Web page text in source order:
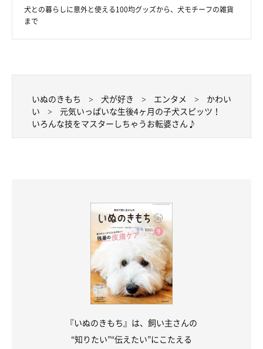
犬との暮らしに意外と使える100均グッズから、犬モチーフの雑貨
まで
いぬのきもち 犬が好き エンタメ
かわい
い
元気いっぱいな生後4ヶ月の子犬スピッツ！
いろんな技をマスターしちゃうお転婆さん♪
『いぬのきもち』は、飼い主さんの
“知りたい”“伝えたい”にこたえる